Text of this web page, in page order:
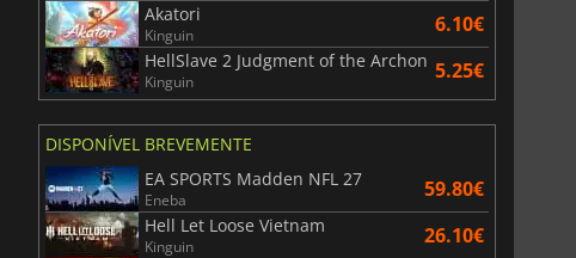
Akatori
Kinguin 6.10€
HellSlave 2 Judgment of the Archon
Kinguin 5.25€
DISPONÍVEL BREVEMENTE
EA SPORTS Madden NFL 27
Eneba 59.80€
Hell Let Loose Vietnam
Kinguin 26.10€